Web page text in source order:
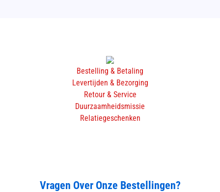
Bestelling & Betaling
Levertijden & Bezorging
Retour & Service
Duurzaamheidsmissie
Relatiegeschenken
Vragen Over Onze Bestellingen?